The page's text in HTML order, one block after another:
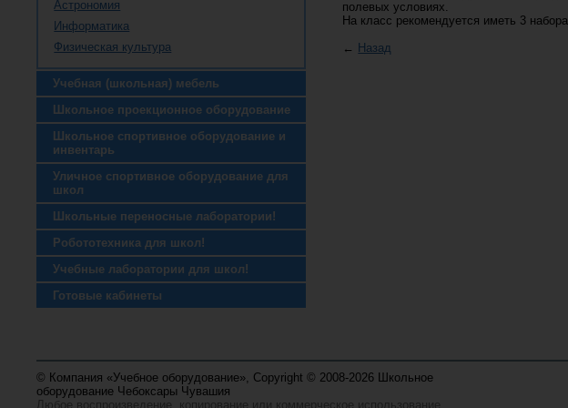
полевых условиях.
На класс рекомендуется иметь 3 набора.
← Назад
Астрономия
Информатика
Физическая культура
Учебная (школьная) мебель
Школьное проекционное оборудование
Школьное спортивное оборудование и
инвентарь
Уличное спортивное оборудование для
школ
Школьные переносные лаборатории!
Робототехника для школ!
Учебные лаборатории для школ!
Готовые кабинеты
© Компания «Учебное оборудование», Copyright © 2008-2026 Школьное
оборудование Чебоксары Чувашия
Любое воспроизведение, копирование или коммерческое использование